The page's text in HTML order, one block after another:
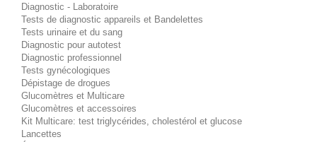
Diagnostic - Laboratoire
Tests de diagnostic appareils et Bandelettes
Tests urinaire et du sang
Diagnostic pour autotest
Diagnostic professionnel
Tests gynécologiques
Dépistage de drogues
Glucomètres et Multicare
Glucomètres et accessoires
Kit Multicare: test triglycérides, cholestérol et glucose
Lancettes